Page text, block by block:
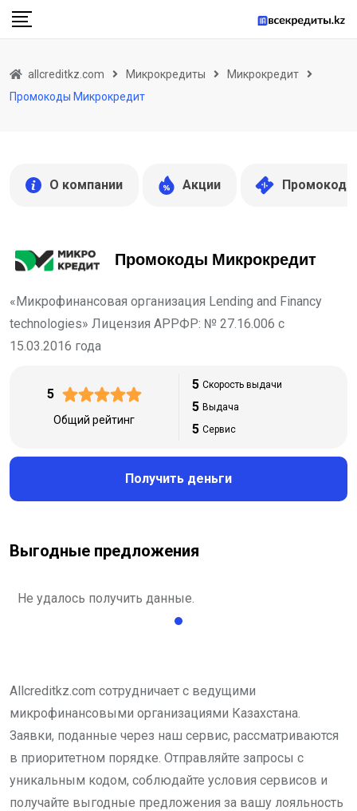
Skip
allcreditkz.com Микрокредиты
Микрокредит
Промокоды Микрокредит
О компании Акции Промокоды
Промокоды Микрокредит
«Микрофинансовая организация Lending and Financy
technologies» Лицензия АРРФР: № 27.16.006 с
15.03.2016 года
5
Общий рейтинг
5 Скорость выдачи
5 Выдача
5 Сервис
Получить деньги
Выгодные предложения
Не удалось получить данные.
Allcreditkz.com сотрудничает с ведущими
микрофинансовыми организациями Казахстана.
Заявки, поданные через наш сервис, рассматриваются
в приоритетном порядке. Отправляйте запросы с
уникальным кодом, соблюдайте условия сервисов и
получайте выгодные предложения за вашу лояльность